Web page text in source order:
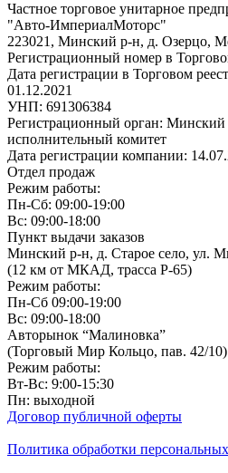
Частное торговое унитарное
"Авто-ИмпериалМоторс"
223021, Минский р-н, д. Озерцо,
Регистрационный номер в
Дата регистрации в Торговом
01.12.2021
УНП: 691306384
Регистрационный орган:
исполнительный комитет
Дата регистрации компании:
Отдел продаж
Режим работы:
Пн-Сб: 09:00-19:00
Вс: 09:00-18:00
Пункт выдачи заказов
Минский р-н, д. Старое село, ул.
(12 км от МКАД, трасса P-65)
Режим работы:
Пн-Сб 09:00-19:00
Вс: 09:00-18:00
Авторынок “Малиновка”
(Торговый Мир Кольцо, пав. 42/10)
Режим работы:
Вт-Вс: 9:00-15:30
Пн: выходной
Договор публичной оферты
Политика обработки